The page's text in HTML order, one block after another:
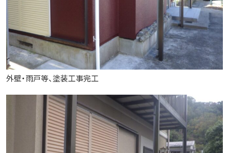
外壁・雨戸等、塗装工事完工